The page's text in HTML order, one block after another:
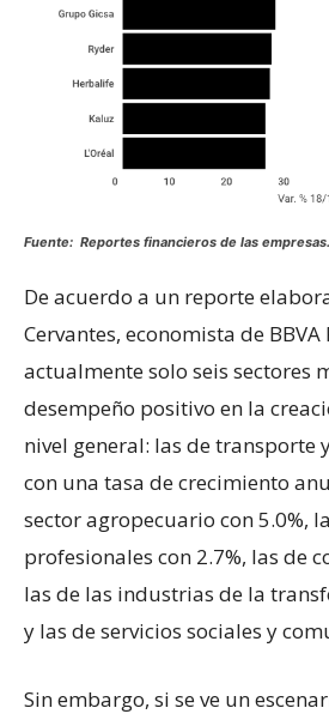
Fuente: Reportes financieros de las
De acuerdo a un reporte
Cervantes, economista de BBVA
actualmente solo seis sectores
desempeño positivo en la
nivel general: las de transporte
con una tasa de crecimiento
sector agropecuario con 5.0%,
profesionales con 2.7%, las de
las de las industrias de la
y las de servicios sociales y
Sin embargo, si se ve un